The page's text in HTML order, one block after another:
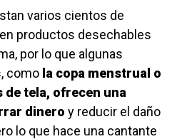
varios cientos de
productos desechables
por lo que algunas
como la copa menstrual o
tela, ofrecen una
dinero y reducir el daño
lo que hace una cantante